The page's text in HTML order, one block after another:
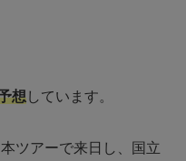
想 しています。
ツアーで来日し、国立